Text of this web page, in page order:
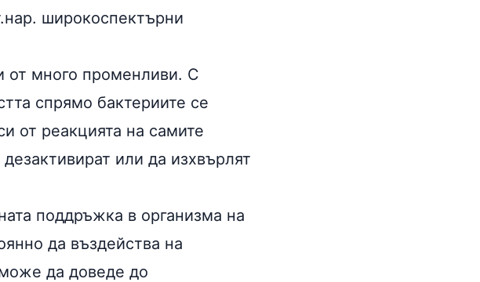
широкоспектърни
от много променливи. С
спрямо бактериите се
от реакцията на самите
или да изхвърлят
поддръжка в организма на
да въздейства на
да доведе до